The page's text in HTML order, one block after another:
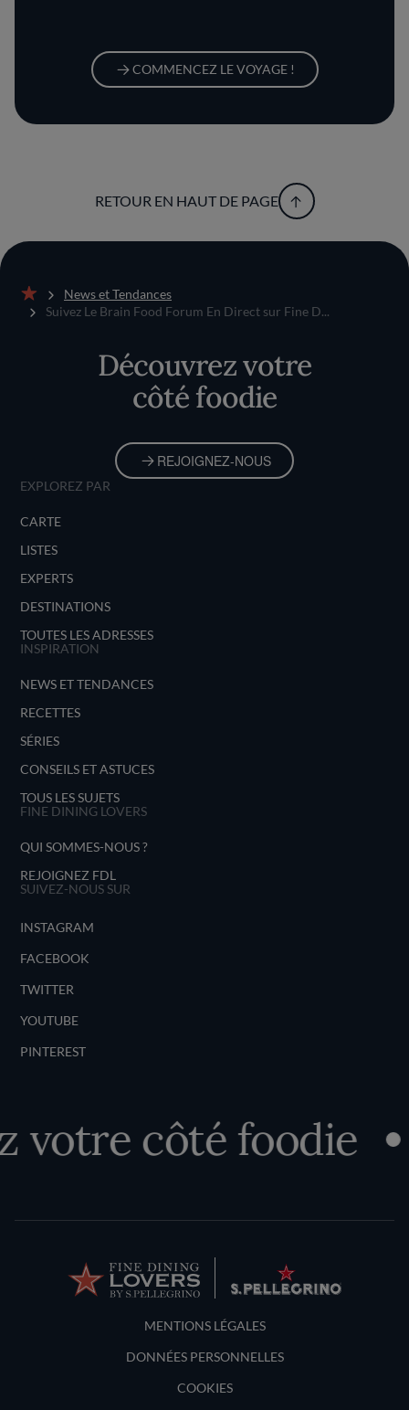
COMMENCEZ LE VOYAGE !
RETOUR EN HAUT DE PAGE
Accueil
News et Tendances
Suivez Le Brain Food Forum En Direct sur Fine D...
Découvrez votre
côté foodie
REJOIGNEZ-NOUS
EXPLOREZ PAR
CARTE
LISTES
EXPERTS
DESTINATIONS
TOUTES LES ADRESSES
INSPIRATION
NEWS ET TENDANCES
RECETTES
SÉRIES
CONSEILS ET ASTUCES
TOUS LES SUJETS
FINE DINING LOVERS
QUI SOMMES-NOUS ?
REJOIGNEZ FDL
SUIVEZ-NOUS SUR
INSTAGRAM
FACEBOOK
TWITTER
YOUTUBE
PINTEREST
côté foodie
Terms and Conditions
MENTIONS LÉGALES
DONNÉES PERSONNELLES
COOKIES